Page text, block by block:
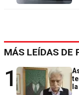
MÁS LEÍDAS DE
1